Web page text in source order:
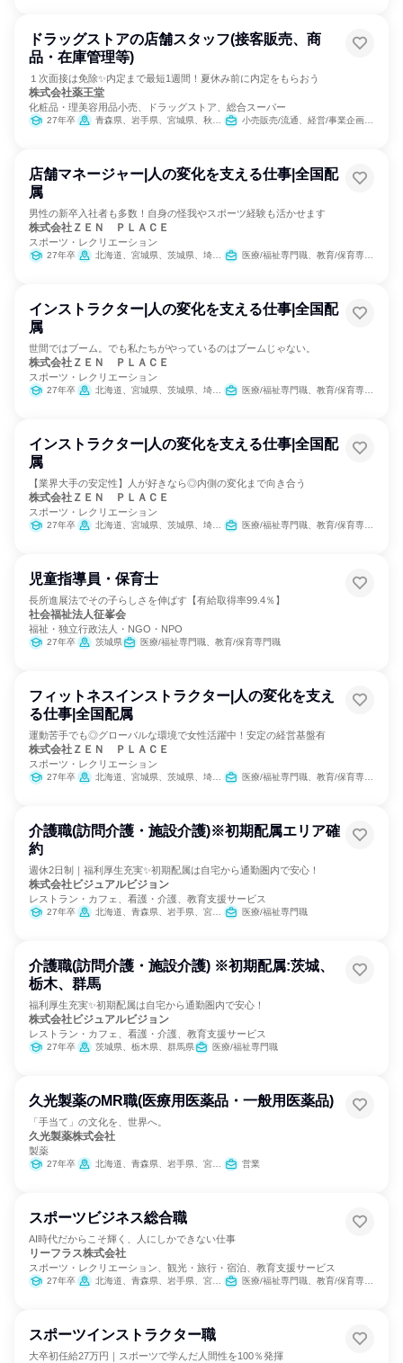
ドラッグストアの店舗スタッフ(接客販売、商
品・在庫管理等)
１次面接は免除✨内定まで最短1週間！夏休み前に内定をもらおう
株式会社薬王堂
化粧品・理美容用品小売、ドラッグストア、総合スーパー
27年卒 青森県、岩手県、宮城県、秋田県、山形県、福島県、茨城県、栃木県 小売販売/流通、経営/事業企画、医薬品専門職
店舗マネージャー|人の変化を支える仕事|全国配
属
男性の新卒入社者も多数！自身の怪我やスポーツ経験も活かせます
株式会社ＺＥＮ ＰＬＡＣＥ
スポーツ・レクリエーション
27年卒 北海道、宮城県、茨城県、埼玉県、千葉県、東京都、神奈川県、新潟県、岐阜県、静岡県、愛知県、京都府、大阪府、兵庫県、広島県、福岡県 医療/福祉専門職、教育/保育専門職
インストラクター|人の変化を支える仕事|全国配
属
世間ではブーム。でも私たちがやっているのはブームじゃない。
株式会社ＺＥＮ ＰＬＡＣＥ
スポーツ・レクリエーション
27年卒 北海道、宮城県、茨城県、埼玉県、千葉県、東京都、神奈川県、新潟県、岐阜県、静岡県、愛知県、京都府、大阪府、兵庫県、広島県、福岡県 医療/福祉専門職、教育/保育専門職
インストラクター|人の変化を支える仕事|全国配
属
【業界大手の安定性】人が好きなら◎内側の変化まで向き合う
株式会社ＺＥＮ ＰＬＡＣＥ
スポーツ・レクリエーション
27年卒 北海道、宮城県、茨城県、埼玉県、千葉県、東京都、神奈川県、新潟県、岐阜県、静岡県、愛知県、京都府、大阪府、兵庫県、広島県、福岡県 医療/福祉専門職、教育/保育専門職
児童指導員・保育士
長所進展法でその子らしさを伸ばす【有給取得率99.4％】
社会福祉法人征峯会
福祉・独立行政法人・NGO・NPO
27年卒 茨城県 医療/福祉専門職、教育/保育専門職
フィットネスインストラクター|人の変化を支え
る仕事|全国配属
運動苦手でも◎グローバルな環境で女性活躍中！安定の経営基盤有
株式会社ＺＥＮ ＰＬＡＣＥ
スポーツ・レクリエーション
27年卒 北海道、宮城県、茨城県、埼玉県、千葉県、東京都、神奈川県、新潟県、岐阜県、静岡県、愛知県、京都府、大阪府、兵庫県、広島県、福岡県 医療/福祉専門職、教育/保育専門職
介護職(訪問介護・施設介護)※初期配属エリア確
約
週休2日制｜福利厚生充実✨初期配属は自宅から通勤圏内で安心！
株式会社ビジュアルビジョン
レストラン・カフェ、看護・介護、教育支援サービス
27年卒 北海道、青森県、岩手県、宮城県、秋田県、山形県、福島県、茨城県、栃木県、群馬県、埼玉県、千葉県、東京都、神奈川県、新潟県、富山県、石川県、福井県、山梨県、長野県、岐阜県、静岡県、愛知県、三重県、滋賀県、京都府、大阪府、兵庫県、奈良県、和歌山県、鳥取県、島根県、岡山県、広島県、山口県、徳島県、香川県、愛媛県、高知県、福岡県、佐賀県、長崎県、熊本県、大分県、宮崎県、鹿児島県、沖縄県 医療/福祉専門職
介護職(訪問介護・施設介護) ※初期配属:茨城、
栃木、群馬
福利厚生充実✨初期配属は自宅から通勤圏内で安心！
株式会社ビジュアルビジョン
レストラン・カフェ、看護・介護、教育支援サービス
27年卒 茨城県、栃木県、群馬県 医療/福祉専門職
久光製薬のMR職(医療用医薬品・一般用医薬品)
「手当て」の文化を、世界へ。
久光製薬株式会社
製薬
27年卒 北海道、青森県、岩手県、宮城県、秋田県、山形県、福島県、茨城県、栃木県、群馬県、埼玉県、千葉県、東京都、神奈川県、新潟県、富山県、石川県、福井県、山梨県、長野県、岐阜県、静岡県、愛知県、三重県、滋賀県、京都府、大阪府、兵庫県、奈良県、和歌山県、鳥取県、島根県、岡山県、広島県、山口県、徳島県、香川県、愛媛県、高知県、福岡県、佐賀県、長崎県、熊本県、大分県、宮崎県、鹿児島県、沖縄県 営業
スポーツビジネス総合職
AI時代だからこそ輝く、人にしかできない仕事
リーフラス株式会社
スポーツ・レクリエーション、観光・旅行・宿泊、教育支援サービス
27年卒 北海道、青森県、岩手県、宮城県、山形県、福島県、茨城県、栃木県、新潟県、石川県、長野県、三重県、滋賀県、奈良県、和歌山県、岡山県、広島県、山口県、徳島県、香川県、愛媛県、高知県、福岡県、佐賀県、長崎県、熊本県、大分県、宮崎県、鹿児島県、沖縄県 医療/福祉専門職、教育/保育専門職
スポーツインストラクター職
大卒初任給27万円｜スポーツで学んだ人間性を100％発揮